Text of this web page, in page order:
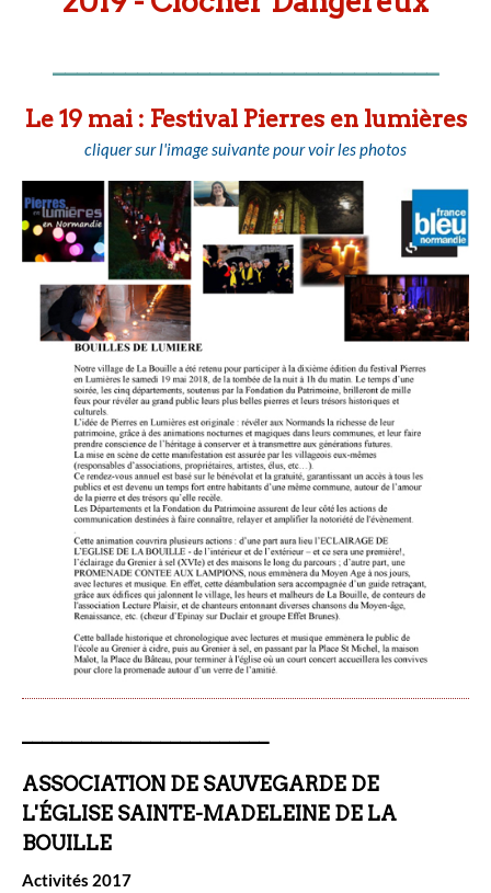
Le 19 mai : Festival Pierres en lumières
cliquer sur l'image suivante pour voir les photos
_________________________
ASSOCIATION DE SAUVEGARDE DE
L'ÉGLISE SAINTE-MADELEINE DE LA
BOUILLE
Activités 2017